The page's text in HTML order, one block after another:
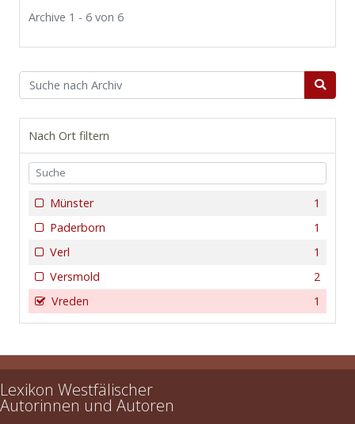
Archive 1 - 6 von 6
Nach Ort filtern
1
Münster
1
Paderborn
1
Verl
2
Versmold
1
Vreden
Lexikon Westfälischer
Autorinnen und Autoren